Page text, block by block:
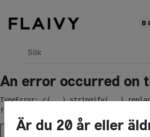
Sök
An error occurred on
TypeError:
function
Try againÄr du 20 år eller